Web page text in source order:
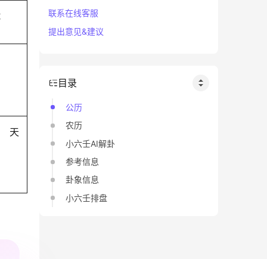
天
联系在线客服
提出意见&建议
目录
公历
农历
小六壬AI解卦
参考信息
卦象信息
小六壬排盘